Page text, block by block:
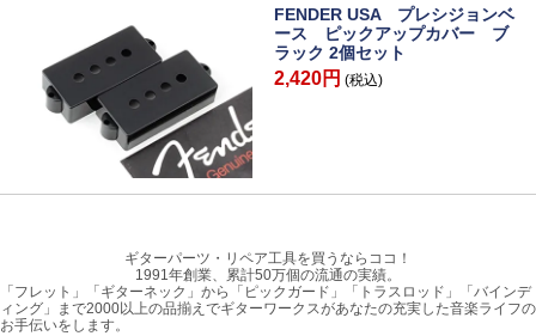
FENDER USA プレシジョンベ
ース ピックアップカバー ブ
ラック 2個セット
2,420円 (税込)
ギターパーツ・リペア工具を買うならココ！
1991年創業、累計50万個の流通の実績。
「フレット」「ギターネック」から「ピックガード」「トラスロッド」「バインデ
ィング」まで2000以上の品揃えでギターワークスがあなたの充実した音楽ライフの
お手伝いをします。